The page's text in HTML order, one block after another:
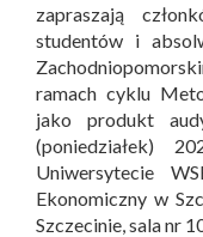
zapraszają
studentów i
ramach cyklu
jako produkt
(poniedziałek)
Uniwersytecie
Ekonomiczny w
Szczecinie, sala nr